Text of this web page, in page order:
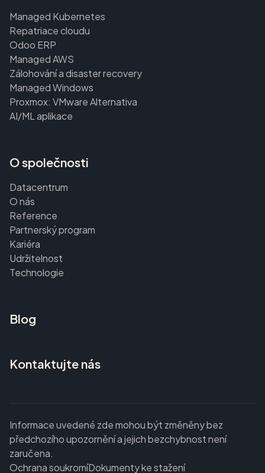
Managed Kubernetes
Repatriace cloudu
Odoo ERP
Managed AWS
Zálohování a disaster recovery
Managed Windows
Proxmox: VMware Alternativa
AI/ML aplikace
O společnosti
Datacentrum
O nás
Reference
Partnerský program
Kariéra
Udržitelnost
Technologie
Blog
Kontaktujte nás
Informace uvedené zde mohou být změněny bez
předchozího upozornění a jejich bezchybnost není
zaručena.
Ochrana soukromíDokumenty ke stažení